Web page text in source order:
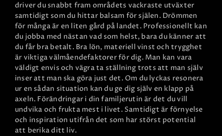
driver du snabbt fram områdets vackraste utväxter
samtidigt som du hittar balsam för själen. Drömmen
för många är en liten gård på landet. Professionellt kan
du jobba med nästan vad som helst, bara du känner att
du får bra betalt. Bra lön, materiell vinst och trygghet
är viktiga välmåendefaktorer för dig. Man kan vara
väldigt envis och vägra ta ställning trots att man själv
inser att man ska göra just det. Om du lyckas resonera
ur en sådan situation kan du ge dig själv en klapp på
axeln. Förändringar i din familjerutin är det du vill
undvika och frukta mest i livet. Samtidigt är förnyelse
och inspiration utifrån det som har störst potential
att berika ditt liv.